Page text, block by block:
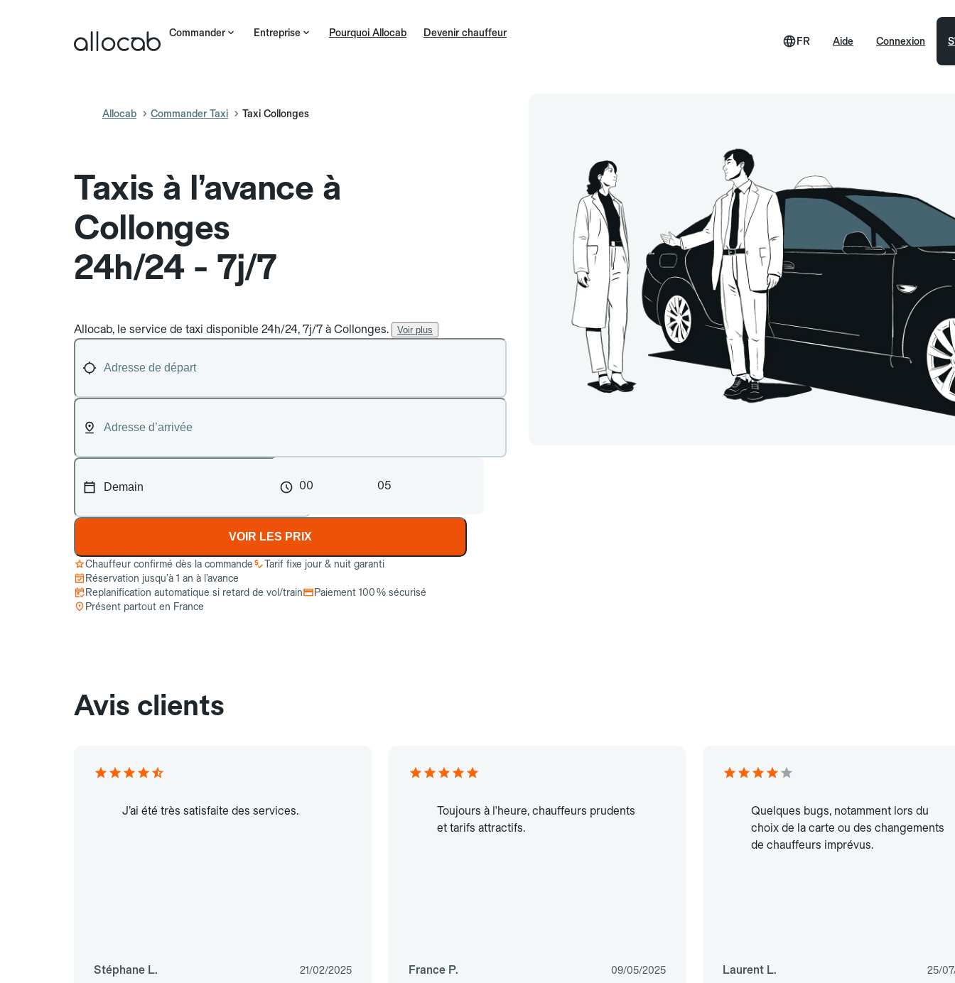
Commander Entreprise Pourquoi Allocab Devenir chauffeur
Aide
FR Connexion
Allocab Commander Taxi Taxi Collonges
Taxis à l’avance à
Collonges
24h/24 - 7j/7
Allocab, le service de taxi disponible 24h/24, 7j/7 à Collonges. Voir plus
00 05
VOIR LES PRIX
Chauffeur confirmé dès la commande
Tarif fixe jour & nuit garanti
Réservation jusqu’à 1 an à l’avance
Replanification automatique si retard de vol/train
Paiement 100 % sécurisé
Présent partout en France
Avis clients
J’ai été très satisfaite des services.
Stéphane L. 21/02/2025
Toujours à l'heure, chauffeurs prudents
et tarifs attractifs.
France P. 09/05/2025
Quelques bugs, notamment lors du
choix de la carte ou des changements
de chauffeurs imprévus.
Laurent L. 25/